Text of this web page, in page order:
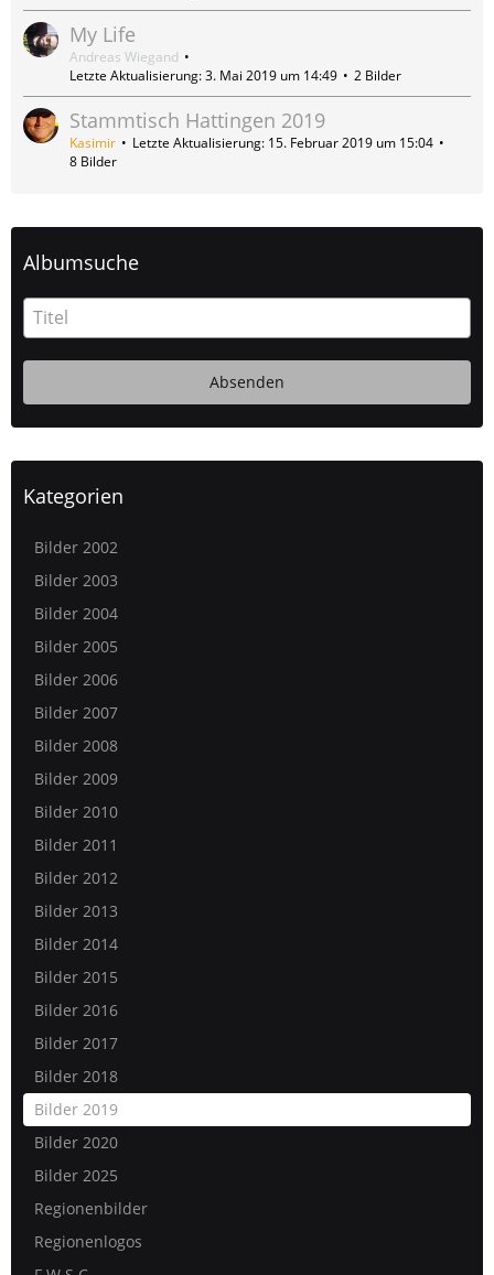
My Life
Andreas Wiegand
Letzte Aktualisierung:3. Mai 2019 um 14:49 2 Bilder
Stammtisch Hattingen 2019
Kasimir Letzte Aktualisierung: 15. Februar 2019 um 15:04
8 Bilder
Albumsuche
Kategorien
Bilder 2002
Bilder 2003
Bilder 2004
Bilder 2005
Bilder 2006
Bilder 2007
Bilder 2008
Bilder 2009
Bilder 2010
Bilder 2011
Bilder 2012
Bilder 2013
Bilder 2014
Bilder 2015
Bilder 2016
Bilder 2017
Bilder 2018
Bilder 2019
Bilder 2020
Bilder 2025
Regionenbilder
Regionenlogos